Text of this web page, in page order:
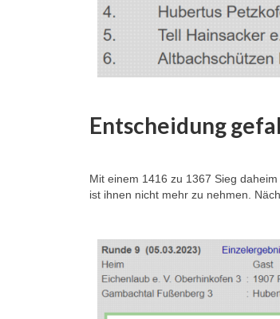
Entscheidung
Mit einem 1416 zu 1367 Sieg
ist ihnen nicht mehr zu nehmen.